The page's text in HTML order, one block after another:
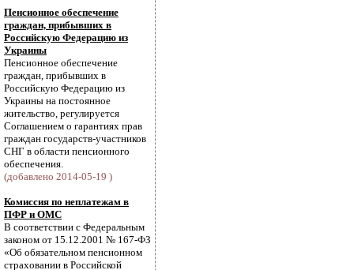
Пенсионное обеспечение
граждан, прибывших в
Российскую Федерацию из
Украины
Пенсионное обеспечение
граждан, прибывших в
Российскую Федерацию из
Украины на постоянное
жительство, регулируется
Соглашением о гарантиях прав
граждан государств-участников
СНГ в области пенсионного
обеспечения.
(добавлено 2014-05-19 )
Комиссия по неплатежам в
ПФР и ОМС
В соответствии с Федеральным
законом от 15.12.2001 № 167-ФЗ
«Об обязательном пенсионном
страховании в Российской